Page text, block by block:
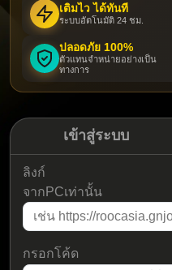
เติมไว ได้ทันที
ระบบอัตโนมัติ 24 ชม.
ปลอดภัย 100%
ตัวแทนจำหน่ายอย่างเป็น
ทางการ
เข้าสู่ระบบ
ลิงก์
จากPCเท่านั้น
กรอกโค้ด